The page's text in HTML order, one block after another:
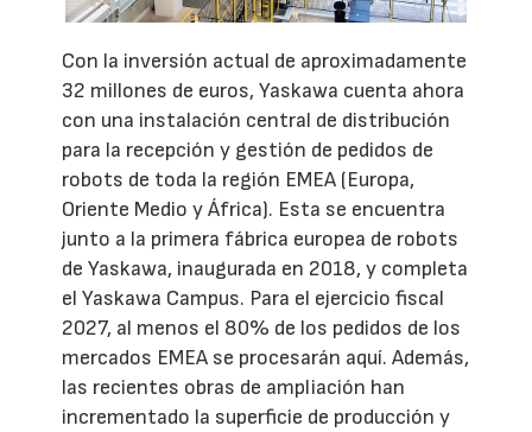
Con la inversión actual de aproximadamente
32 millones de euros, Yaskawa cuenta ahora
con una instalación central de distribución
para la recepción y gestión de pedidos de
robots de toda la región EMEA (Europa,
Oriente Medio y África). Esta se encuentra
junto a la primera fábrica europea de robots
de Yaskawa, inaugurada en 2018, y completa
el Yaskawa Campus. Para el ejercicio fiscal
2027, al menos el 80% de los pedidos de los
mercados EMEA se procesarán aquí. Además,
las recientes obras de ampliación han
incrementado la superficie de producción y